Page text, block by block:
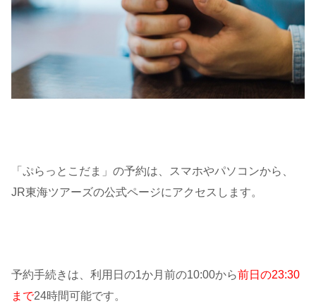
「ぷらっとこだま」の予約は、スマホやパソコンから、
JR東海ツアーズの公式ページにアクセスします。
予約手続きは、利用日の1か月前の10:00から前日の23:30
まで24時間可能です。